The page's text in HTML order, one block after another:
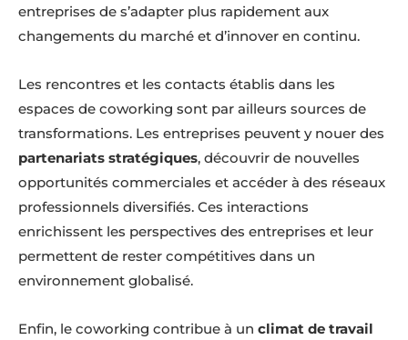
entreprises de s’adapter plus rapidement aux
changements du marché et d’innover en continu.
Les rencontres et les contacts établis dans les
espaces de coworking sont par ailleurs sources de
transformations. Les entreprises peuvent y nouer des
partenariats stratégiques, découvrir de nouvelles
opportunités commerciales et accéder à des réseaux
professionnels diversifiés. Ces interactions
enrichissent les perspectives des entreprises et leur
permettent de rester compétitives dans un
environnement globalisé.
Enfin, le coworking contribue à un climat de travail